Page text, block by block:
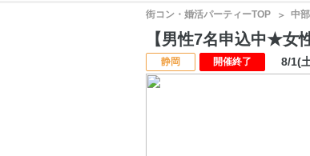
街コン・婚活パーティーTOP 中部
【男性7名申込中★女
静岡 開催終了 8/1(